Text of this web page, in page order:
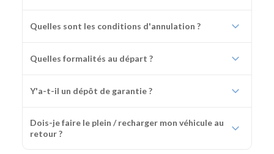
Quelles sont les conditions d'annulation ?
Quelles formalités au départ ?
Y'a-t-il un dépôt de garantie ?
Dois-je faire le plein / recharger mon véhicule au
retour ?